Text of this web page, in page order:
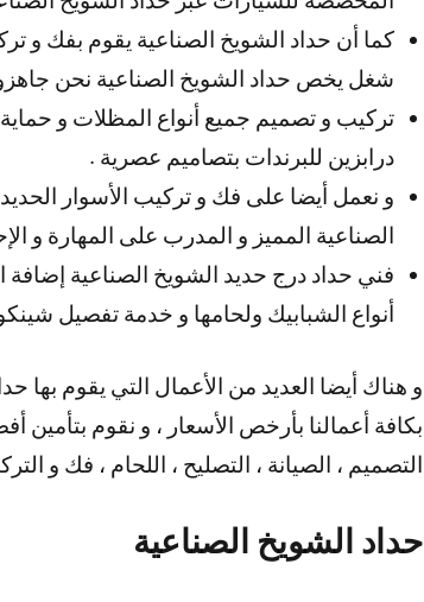
كما أن حداد الشويخ الصناعية يقوم بفك و
شغل يخص حداد الشويخ الصناعية نحن
تركيب و تصميم جميع أنواع المظلات و
درابزين للبرندات بتصاميم عصرية .
و نعمل أيضا على فك و تركيب الأسوار
الصناعية المميز و المدرب على المهارة و
فني حداد درج حديد الشويخ الصناعية
أنواع الشبابيك ولحامها و خدمة تفصيل
بكافة أعمالنا بأرخص الأسعار ، و نقوم بتأمين
التصميم ، الصيانة ، التصليح ، اللحام ، فك و
حداد الشويخ الصناعية